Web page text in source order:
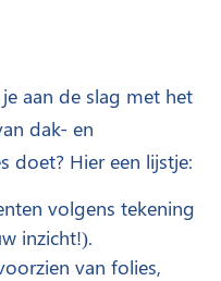
aan de slag met het
dak- en
doet? Hier een lijstje:
volgens tekening
inzicht!).
van folies,